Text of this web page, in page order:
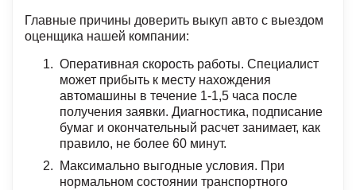
Главные причины доверить выкуп авто с выездом
оценщика нашей компании:
Оперативная скорость работы. Специалист
может прибыть к месту нахождения
автомашины в течение 1-1,5 часа после
получения заявки. Диагностика, подписание
бумаг и окончательный расчет занимает, как
правило, не более 60 минут.
Максимально выгодные условия. При
нормальном состоянии транспортного